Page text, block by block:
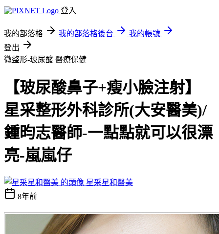
登入
我的部落格 我的部落格後台
我的帳號
登出
微整形-玻尿酸 醫療保健
【玻尿酸鼻子+瘦小臉注射】
星采整形外科診所(大安醫美)/
鍾昀志醫師-一點點就可以很漂
亮-嵐嵐仔
星采星和醫美
8年前